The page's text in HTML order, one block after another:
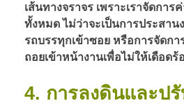
เส้นทางจราจร เพราะเราจัดกา
ทั้งหมด ไม่ว่าจะเป็นการประสาน
รถบรรทุกเข้าซอย หรือการจัดกา
ถอยเข้าหน้างานเพื่อไม่ให้เดือด
4. การลงดินและป